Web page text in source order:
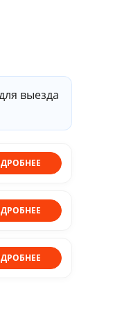
выезда